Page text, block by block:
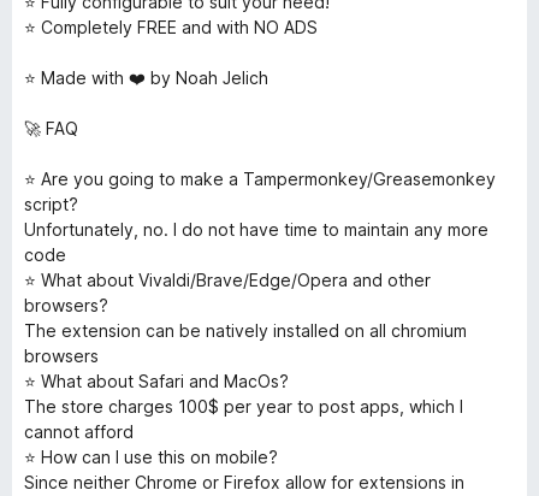
⭐️ Completely FREE and with NO ADS
⭐️ Made with ❤️ by Noah Jelich
🚀 FAQ
⭐️ Are you going to make a Tampermonkey/Greasemonkey
script?
Unfortunately, no. I do not have time to maintain any more
code
⭐️ What about Vivaldi/Brave/Edge/Opera and other
browsers?
The extension can be natively installed on all chromium
browsers
⭐️ What about Safari and MacOs?
The store charges 100$ per year to post apps, which I
cannot afford
⭐️ How can I use this on mobile?
Since neither Chrome or Firefox allow for extensions in